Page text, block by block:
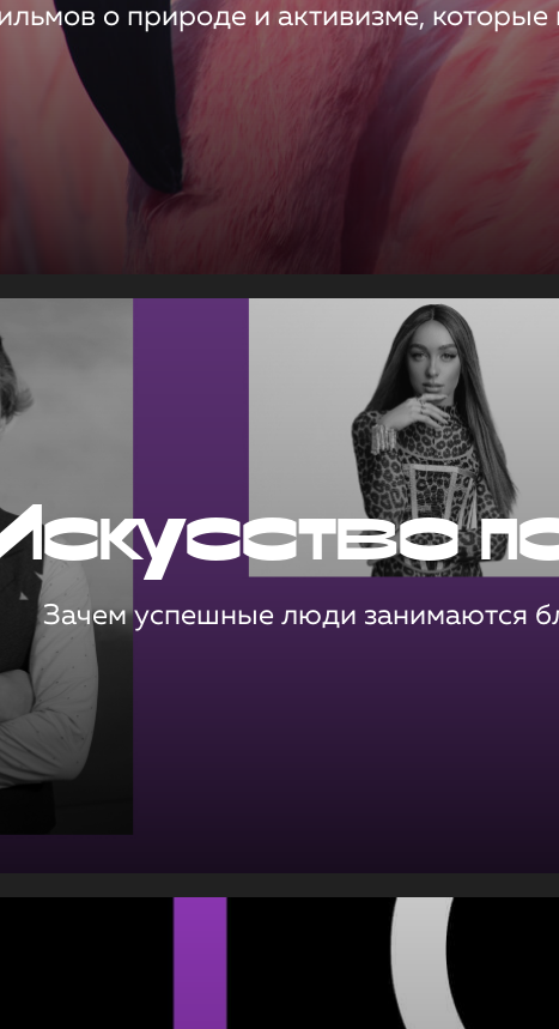
о природе и активизме,
Зачем успешные люди занимаются